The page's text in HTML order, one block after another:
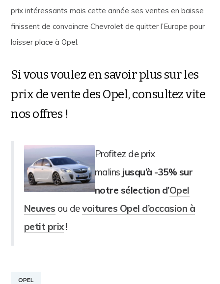
prix intéressants mais cette année ses ventes en baisse
finissent de convaincre Chevrolet de quitter l’Europe pour
laisser place à Opel.
Si vous voulez en savoir plus sur les
prix de vente des Opel, consultez vite
nos offres !
Profitez de prix
malins jusqu’à -35% sur
notre sélection d’Opel
Neuves ou devoitures Opel d’occasion à
petit prix!
OPEL